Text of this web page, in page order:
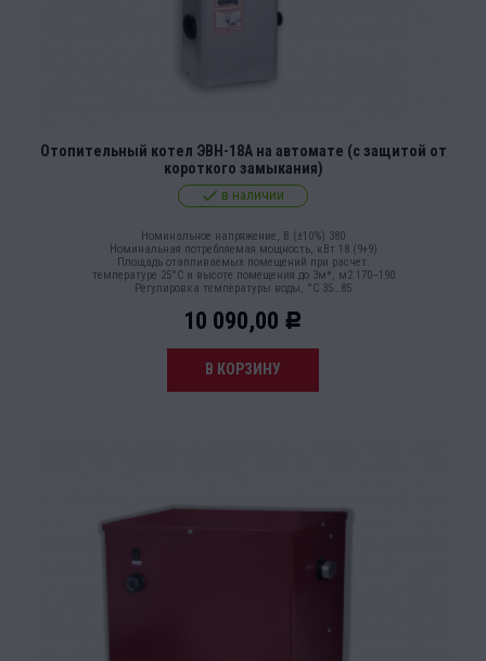
Отопительный котел ЭВН-18А на автомате (с защитой от
короткого замыкания)
в наличии
Номинальное напряжение, В (±10%) 380
Номинальная потребляемая мощность, кВт 18 (9+9)
Площадь отапливаемых помещений при расчет.
температуре 25°С и высоте помещения до 3м*, м2 170–190
Регулировка температуры воды, °С 35…85
10 090,00 Р
В КОРЗИНУ